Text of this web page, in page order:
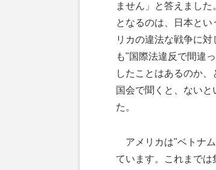
ません」と答えました
となるのは、日本とい
リカの違法な戦争に対
も"国際法違反で間違
したことはあるのか、
国会で聞くと、ないと
た。
アメリカは"ベトナム
ています。これまで